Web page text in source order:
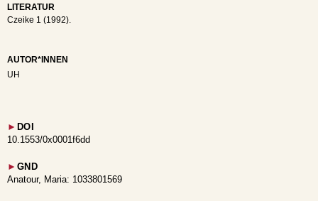
LITERATUR
Czeike 1 (1992).
AUTOR*INNEN
UH
► DOI
10.1553/0x0001f6dd
► GND
Anatour, Maria: 1033801569